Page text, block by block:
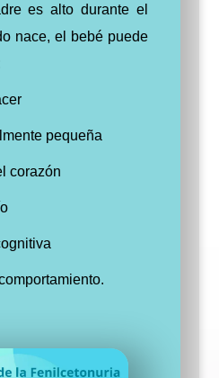
es alto durante el
nace, el bebé puede
pequeña
corazón